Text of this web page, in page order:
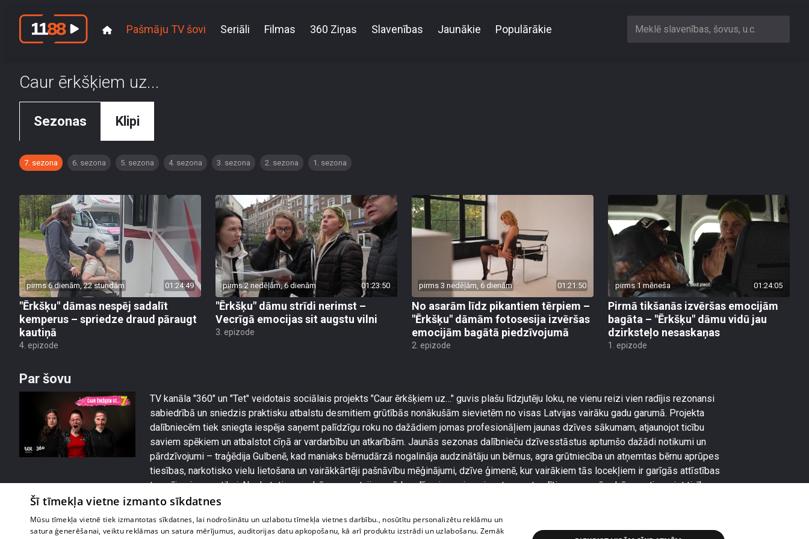
Pašmāju TV šovi Seriāli Filmas 360 Ziņas Slavenības Jaunākie Populārākie Meklē slavenības, šovus, u.c.
Caur ērkšķiem uz...
Sezonas Klipi
7. sezona 6. sezona 5. sezona 4. sezona 3. sezona 2. sezona 1. sezona
pirms 6 dienām, 22 stundām 01:24:49
"Ērkšķu" dāmas nespēj sadalīt
kemperus – spriedze draud pāraugt
kautiņā
4. epizode
pirms 2 nedēļām, 6 dienām 01:23:50
"Ērkšķu" dāmu strīdi nerimst –
Vecrīgā emocijas sit augstu vilni
3. epizode
pirms 3 nedēļām, 6 dienām 01:21:50
No asarām līdz pikantiem tērpiem –
"Ērkšķu" dāmām fotosesija izvēršas
emocijām bagātā piedzīvojumā
2. epizode
pirms 1 mēneša 01:24:05
Pirmā tikšanās izvēršas emocijām
bagāta – "Ērkšķu" dāmu vidū jau
dzirksteļo nesaskaņas
1. epizode
Par šovu
TV kanāla "360" un "Tet" veidotais sociālais projekts "Caur ērkšķiem uz…" guvis plašu līdzjutēju loku, ne vienu reizi vien radījis rezonansi
sabiedrībā un sniedzis praktisku atbalstu desmitiem grūtībās nonākušām sievietēm no visas Latvijas vairāku gadu garumā. Projekta
dalībniecēm tiek sniegta iespēja saņemt palīdzīgu roku no dažādiem jomas profesionāļiem jaunas dzīves sākumam, atjaunojot ticību
saviem spēkiem un atbalstot cīņā ar vardarbību un atkarībām. Jaunās sezonas dalībnieču dzīvesstāstus aptumšo dažādi notikumi un
pārdzīvojumi – traģēdija Gulbenē, kad maniaks bērnudārzā nogalināja audzinātāju un bērnus, agra grūtniecība un atņemtas bērnu aprūpes
tiesības, narkotisko vielu lietošana un vairākkārtēji pašnāvību mēģinājumi, dzīve ģimenē, kur vairākiem tās locekļiem ir garīgās attīstības
traucējumi, un ne tikai. Neskatoties uz dzīves mestajiem pārbaudījumiem, viņas ir gatavas atvadīties no vecās dzīves, atjaunojot ticību
saviem spēkiem.
Šī tīmekļa vietne izmanto sīkdatnes
Mūsu tīmekļa vietnē tiek izmantotas sīkdatnes, lai nodrošinātu un uzlabotu tīmekļa vietnes darbību., nosūtītu personalizētu reklāmu un
satura ģenerēšanai, veiktu reklāmas un satura mērījumus, auditorijas datu apkopošanu, kā arī produktu izstrādi un uzlabošanu. Zemāk